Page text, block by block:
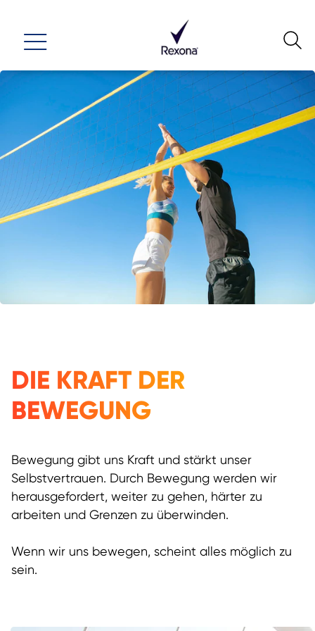
DIE KRAFT DER
BEWEGUNG
Bewegung gibt uns Kraft und stärkt unser
Selbstvertrauen. Durch Bewegung werden wir
herausgefordert, weiter zu gehen, härter zu
arbeiten und Grenzen zu überwinden.
Wenn wir uns bewegen, scheint alles möglich zu
sein.